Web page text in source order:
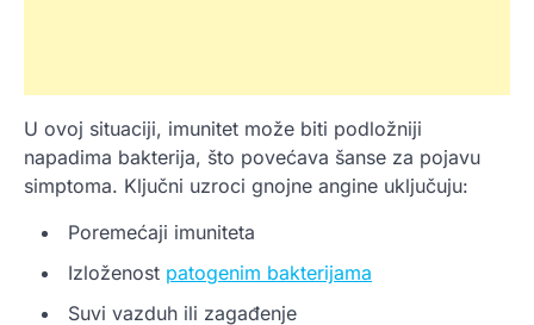
U ovoj situaciji, imunitet može biti podložniji
napadima bakterija, što povećava šanse za pojavu
simptoma. Ključni uzroci gnojne angine uključuju:
Poremećaji imuniteta
Izloženost patogenim bakterijama
Suvi vazduh ili zagađenje